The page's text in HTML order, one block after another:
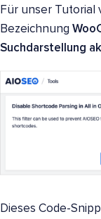
Für unser Tutorial
Bezeichnung
Suchdarstellung
Dieses Code-